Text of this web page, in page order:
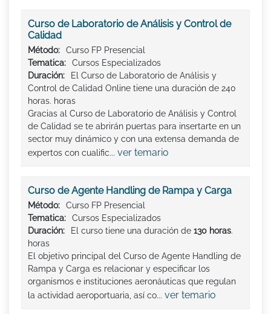
Curso de Laboratorio de Análisis y Control de
Calidad
Método:
Curso FP Presencial
Tematica:
Cursos Especializados
Duración:
El Curso de Laboratorio de Análisis y
Control de Calidad Online tiene una duración de 240
horas. horas
Gracias al Curso de Laboratorio de Análisis y Control
de Calidad se te abrirán puertas para insertarte en un
sector muy dinámico y con una extensa demanda de
expertos con cualific... ver temario
Curso de Agente Handling de Rampa y Carga
Método:
Curso FP Presencial
Tematica:
Cursos Especializados
Duración:
El curso tiene una duración de 130 horas.
horas
El objetivo principal del Curso de Agente Handling de
Rampa y Carga es relacionar y especificar los
organismos e instituciones aeronáuticas que regulan
la actividad aeroportuaria, así co... ver temario